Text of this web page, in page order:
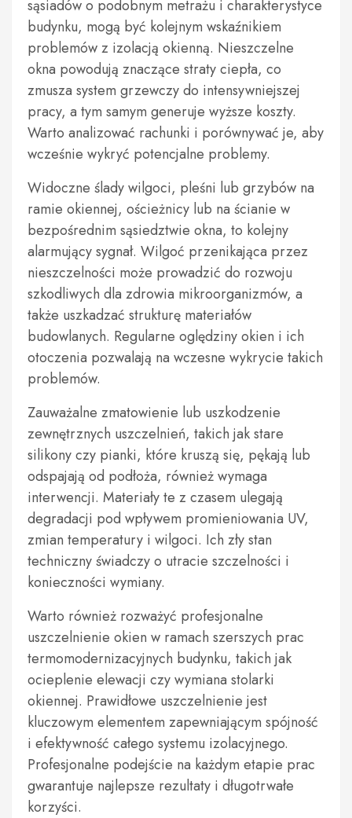
sąsiadów o podobnym metrażu i charakterystyce
budynku, mogą być kolejnym wskaźnikiem
problemów z izolacją okienną. Nieszczelne
okna powodują znaczące straty ciepła, co
zmusza system grzewczy do intensywniejszej
pracy, a tym samym generuje wyższe koszty.
Warto analizować rachunki i porównywać je, aby
wcześnie wykryć potencjalne problemy.
Widoczne ślady wilgoci, pleśni lub grzybów na
ramie okiennej, ościeżnicy lub na ścianie w
bezpośrednim sąsiedztwie okna, to kolejny
alarmujący sygnał. Wilgoć przenikająca przez
nieszczelności może prowadzić do rozwoju
szkodliwych dla zdrowia mikroorganizmów, a
także uszkadzać strukturę materiałów
budowlanych. Regularne oględziny okien i ich
otoczenia pozwalają na wczesne wykrycie takich
problemów.
Zauważalne zmatowienie lub uszkodzenie
zewnętrznych uszczelnień, takich jak stare
silikony czy pianki, które kruszą się, pękają lub
odspajają od podłoża, również wymaga
interwencji. Materiały te z czasem ulegają
degradacji pod wpływem promieniowania UV,
zmian temperatury i wilgoci. Ich zły stan
techniczny świadczy o utracie szczelności i
konieczności wymiany.
Warto również rozważyć profesjonalne
uszczelnienie okien w ramach szerszych prac
termomodernizacyjnych budynku, takich jak
ocieplenie elewacji czy wymiana stolarki
okiennej. Prawidłowe uszczelnienie jest
kluczowym elementem zapewniającym spójność
i efektywność całego systemu izolacyjnego.
Profesjonalne podejście na każdym etapie prac
gwarantuje najlepsze rezultaty i długotrwałe
korzyści.